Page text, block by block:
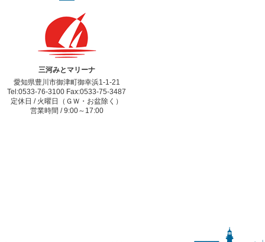
三河みとマリーナ
愛知県豊川市御津町御幸浜1-1-21
Tel:0533-76-3100 Fax:0533-75-3487
定休日 / 火曜日（ＧＷ・お盆除く）
営業時間 / 9:00～17:00